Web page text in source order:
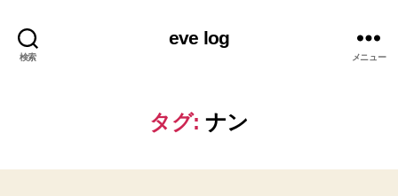
検索
eve log
メニュー
タグ: ナン